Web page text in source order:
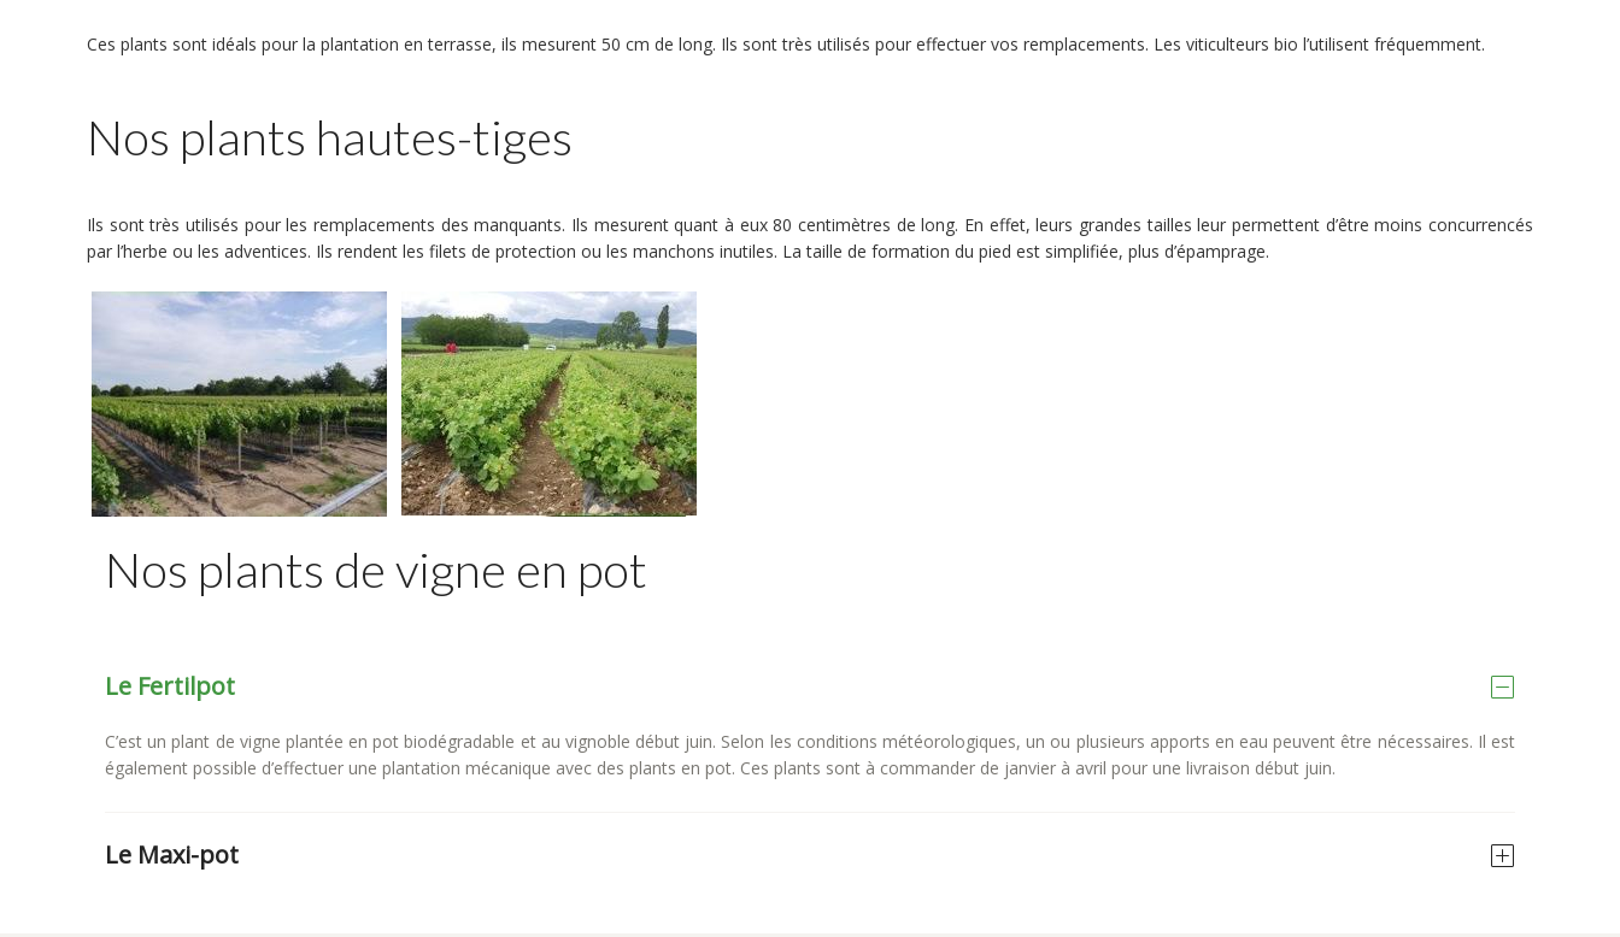
Ces plants sont idéals pour la plantation en terrasse, ils mesurent 50 cm de long. Ils sont très utilisés pour effectuer vos remplacements. Les viticulteurs bio l’utilisent fréquemment.
Nos plants hautes-tiges
Ils sont très utilisés pour les remplacements des manquants. Ils mesurent quant à eux 80 centimètres de long. En effet, leurs grandes tailles leur permettent d’être moins concurrencés
par l’herbe ou les adventices. Ils rendent les filets de protection ou les manchons inutiles. La taille de formation du pied est simplifiée, plus d’épamprage.
Nos plants de vigne en pot
Le Fertilpot
C’est un plant de vigne plantée en pot biodégradable et au vignoble début juin. Selon les conditions météorologiques, un ou plusieurs apports en eau peuvent être nécessaires. Il est
également possible d’effectuer une plantation mécanique avec des plants en pot. Ces plants sont à commander de janvier à avril pour une livraison début juin.
Le Maxi-pot